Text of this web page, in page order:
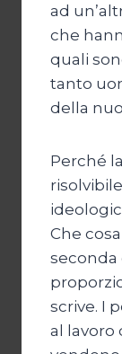
ad
che
quali
tanto
della
Perché
Che
seconda
scrive. I
al lavoro